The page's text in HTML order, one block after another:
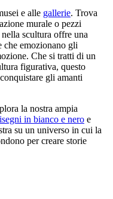
e alle gallerie. Trova
murale o pezzi
scultura offre una
che emozionano gli
Che si tratti di un
figurativa, questo
gli amanti
la nostra ampia
in bianco e nero e
su un universo in cui la
per creare storie